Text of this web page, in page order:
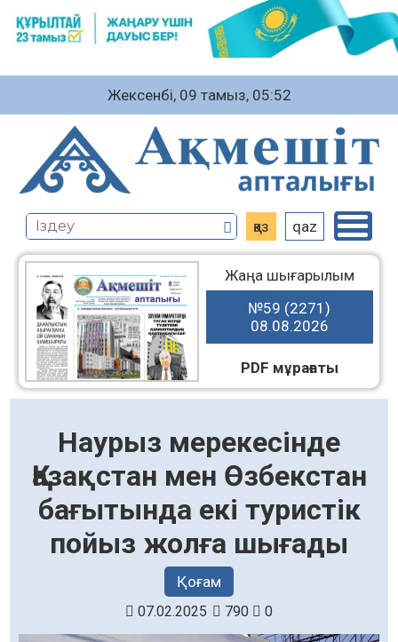
Жексенбі, 09 тамыз, 05:52
қаз qaz
Жаңа шығарылым
№59 (2271)
08.08.2026
PDF мұрағаты
Наурыз мерекесінде
Қазақстан мен Өзбекстан
бағытында екі туристік
пойыз жолға шығады
Қоғам
07.02.2025 790 0